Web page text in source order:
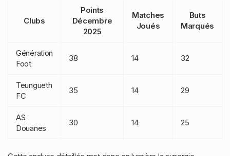
Clubs
Points
Décembre
2025
Matches
Joués
Buts
Marqués
Génération
Foot
38 14 32
Teungueth
FC
35 14 29
AS
Douanes
30 14 25